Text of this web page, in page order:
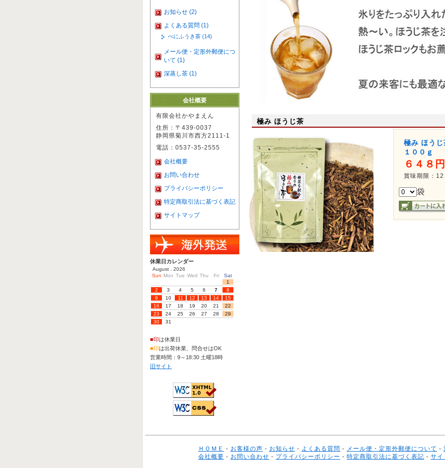
極み ほうじ茶
極み ほうじ
１００ｇ
６４８円
賞味期限：
袋
お知らせ (2)
よくある質問 (1)
べにふうき茶 (14)
メール便・定形外郵便につ
いて (1)
深蒸し茶 (1)
会社概要
有限会社かやまえん
住所：〒439-0037
静岡県菊川市西方2111-1
電話：0537-35-2555
会社概要
お問い合わせ
プライバシーポリシー
特定商取引法に基づく表記
サイトマップ
休業日カレンダー
August . 2026
Sun Mon Tue Wed Thu Fri
Sat
1
2
3 4 5 6 7
8
9
10 11 12 13 14
15
16
17 18 19 20 21
22
23
24 25 26 27 28
29
30
31
■印は休業日
■印は出荷休業、問合せはOK
営業時間：9～18:30 土曜18時
旧サイト
ＨＯＭＥ - お客様の声 - お知らせ - よくある質問 - メール便・定形外郵便について -
会社概要 - お問い合わせ - プライバシーポリシー - 特定商取引法に基づく表記 - サイ